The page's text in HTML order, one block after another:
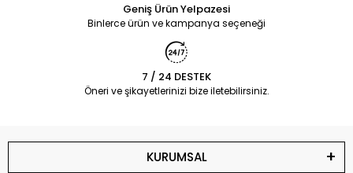
Geniş Ürün Yelpazesi
Binlerce ürün ve kampanya seçeneği
7 / 24 DESTEK
Öneri ve şikayetlerinizi bize iletebilirsiniz.
KURUMSAL